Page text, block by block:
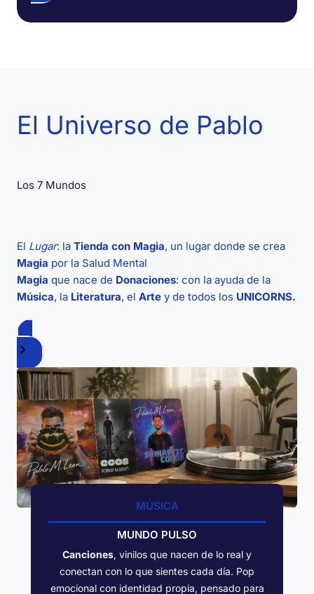
El Universo de Pablo
Los 7 Mundos
El Lugar: la Tienda con Magia, un lugar donde se crea
Magia por la Salud Mental
Magia que nace de Donaciones: con la ayuda de la
Música, la Literatura, el Arte y de todos los UNICORNS.
Ver todos los productos
MÚSICA
MUNDO PULSO
Canciones, vinilos que nacen de lo real y
conectan con lo que sientes cada día. Pop
emocional con identidad propia, pensado para